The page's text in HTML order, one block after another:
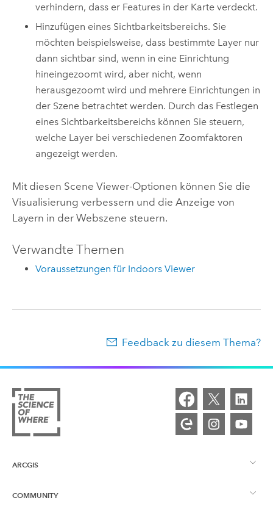
verhindern, dass er Features in der Karte verdeckt.
Hinzufügen eines Sichtbarkeitsbereichs. Sie
möchten beispielsweise, dass bestimmte Layer nur
dann sichtbar sind, wenn in eine Einrichtung
hineingezoomt wird, aber nicht, wenn
herausgezoomt wird und mehrere Einrichtungen in
der Szene betrachtet werden. Durch das Festlegen
eines Sichtbarkeitsbereichs können Sie steuern,
welche Layer bei verschiedenen Zoomfaktoren
angezeigt werden.
Mit diesen Scene Viewer-Optionen können Sie die
Visualisierung verbessern und die Anzeige von
Layern in der Webszene steuern.
Verwandte Themen
Voraussetzungen für Indoors Viewer
Feedback zu diesem Thema?
ARCGIS
ArcGIS – Überblick
COMMUNITY